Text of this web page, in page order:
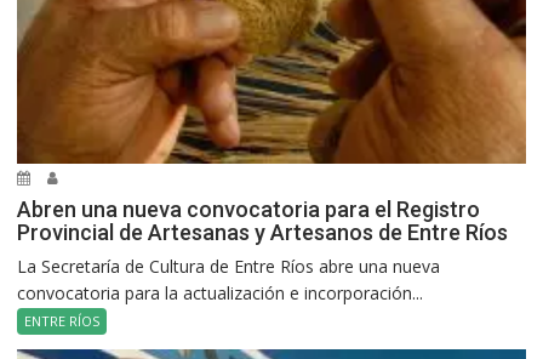
Abren una nueva convocatoria para el Registro
Provincial de Artesanas y Artesanos de Entre Ríos
La Secretaría de Cultura de Entre Ríos abre una nueva
convocatoria para la actualización e incorporación...
ENTRE RÍOS